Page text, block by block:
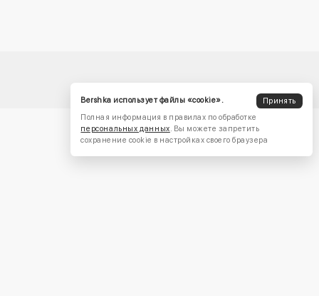
Bershka использует файлы «cookie».
Принять
Полная информация в правилах по обработке
персональных данных . Вы можете запретить
сохранение cookie в настройках своего браузера